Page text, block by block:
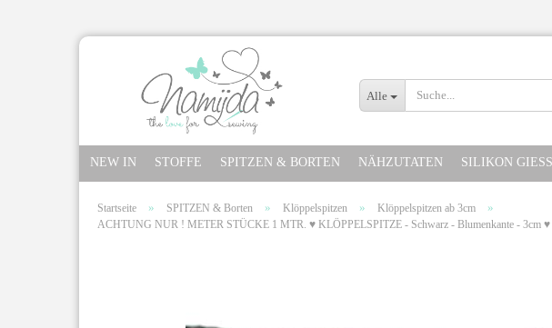
Alle
NEW IN STOFFE SPITZEN & BORTEN NÄHZUTATEN SILIKON
Startseite » SPITZEN & Borten » Klöppelspitzen » Klöppelspitzen ab 3cm »
ACHTUNG NUR ! METER STÜCKE 1 MTR. ♥ KLÖPPELSPITZE - Schwarz - Blumenkante - 3cm ♥